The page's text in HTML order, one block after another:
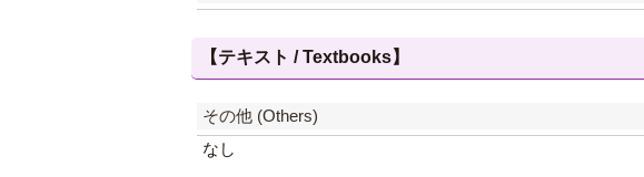
【テキスト / Textbooks】
その他 (Others)
なし